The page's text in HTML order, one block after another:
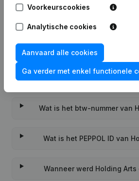
Veelgestelde vragen
Wat is het KVK-nummer van
Wat is het btw-nummer van
Wat is het PEPPOL ID van
Wanneer werd Holding
Voorkeurscookies
Analytische cookies
Aanvaard alle cookies
Ga verder met enkel functionele